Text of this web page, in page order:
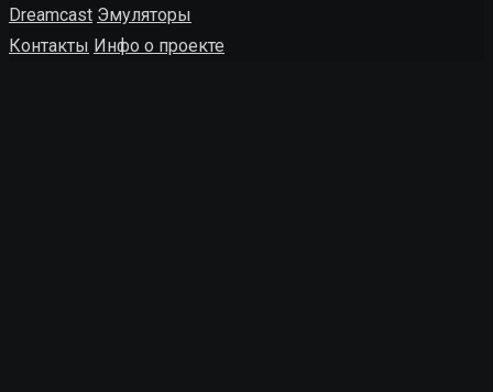
Dreamcast Эмуляторы
Контакты Инфо о проекте